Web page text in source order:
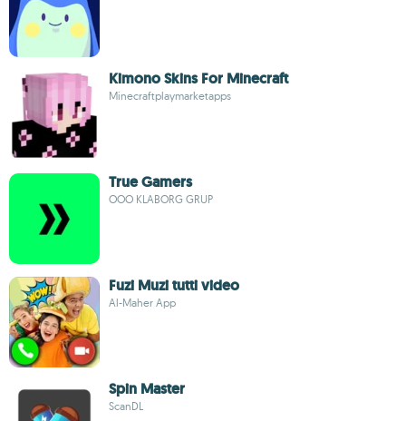
Kimono Skins For Minecraft
Minecraftplaymarketapps
True Gamers
OOO KLABORG GRUP
Fuzi Muzi tutti video
Al-Maher App
Spin Master
ScanDL